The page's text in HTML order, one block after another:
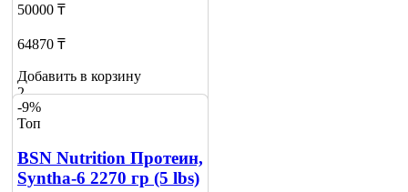
50000 ₸
64870 ₸
Добавить в корзину
2
-9%
Топ
BSN Nutrition Протеин,
Syntha-6 2270 гр (5 lbs)